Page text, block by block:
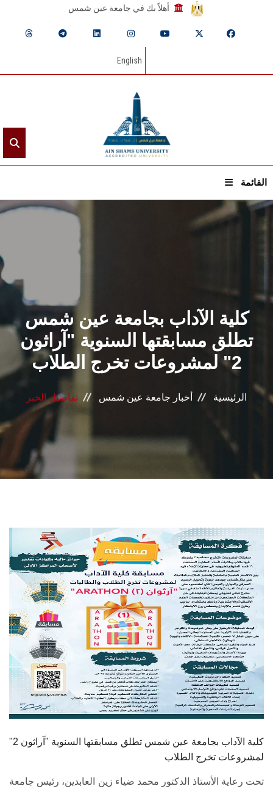
أهلاً بك في جامعة عين شمس
English
القائمة
الرئيسيـة
القطاعـات
الشئون الأكاديمية
البحث العلمي
المراكز والوحدات
الأنظمة الذكية
الطلاب
هيئة التدريس
الدراسات العليا
الخريجين
الموظفون
الزائـرون
كلية الآداب بجامعة عين شمس
تطلق مسابقتها السنوية "آراثون
2" لمشروعات تخرج الطلاب
الرئيسية أخبار جامعة عين شمس تفاصيل الخبر
كلية الآداب بجامعة عين شمس تطلق مسابقتها السنوية "آراثون 2"
لمشروعات تخرج الطلاب
تحت رعاية الأستاذ الدكتور محمد ضياء زين العابدين، رئيس جامعة